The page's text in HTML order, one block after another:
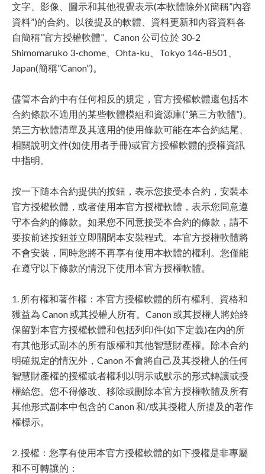
文字、影像、圖示和其他視覺表示(本軟體除外)(簡稱”內容
資料”)的合約。以後提及的軟體、資料更新和內容資料各
自簡稱”官方授權軟體”。Canon 公司位於 30-2
Shimomaruko 3-chome、Ohta-ku、Tokyo 146-8501、
Japan(簡稱”Canon”)。
儘管本合約中有任何相反的規定，官方授權軟體還包括本
合約條款不適用的某些軟體模組和資源庫(“第三方軟體”)。
第三方軟體清單及其適用的使用條款可能在本合約結尾、
相關說明文件(如使用者手冊)或官方授權軟體的授權資訊
中指明。
按一下隨本合約提供的按鈕，表示您接受本合約，安裝本
官方授權軟體，或者使用本官方授權軟體，表示您同意遵
守本合約的條款。如果您不同意接受本合約的條款，請不
要按前述按鈕並立即關閉本安裝程式。本官方授權軟體將
不會安裝，同時您將不再享有使用本軟體的權利。您僅能
在遵守以下條款的情況下使用本官方授權軟體。
1. 所有權和著作權：本官方授權軟體的所有權利、資格和
獲益為 Canon 或其授權人所有。Canon 或其授權人將始終
保留對本官方授權軟體和包括列印件(如下定義)在內的所
有其他形式副本的所有版權和其他智慧財產權。除本合約
明確規定的情況外，Canon 不會將自己及其授權人的任何
智慧財產權的授權或者權利以明示或默示的形式轉讓或授
權給您。您不得修改、移除或刪除本官方授權軟體及所有
其他形式副本中包含的 Canon 和/或其授權人所提及的著作
權標示。
2. 授權：您享有使用本官方授權軟體的如下授權是非專屬
和不可轉讓的：